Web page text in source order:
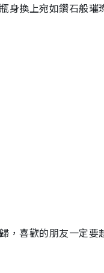
身換上宛如鑽石般璀
，喜歡的朋友一定要